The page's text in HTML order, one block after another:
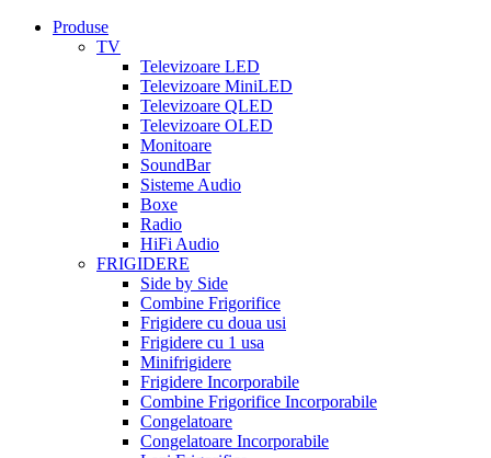
Produse
TV
Televizoare LED
Televizoare MiniLED
Televizoare QLED
Televizoare OLED
Monitoare
SoundBar
Sisteme Audio
Boxe
Radio
HiFi Audio
FRIGIDERE
Side by Side
Combine Frigorifice
Frigidere cu doua usi
Frigidere cu 1 usa
Minifrigidere
Frigidere Incorporabile
Combine Frigorifice Incorporabile
Congelatoare
Congelatoare Incorporabile